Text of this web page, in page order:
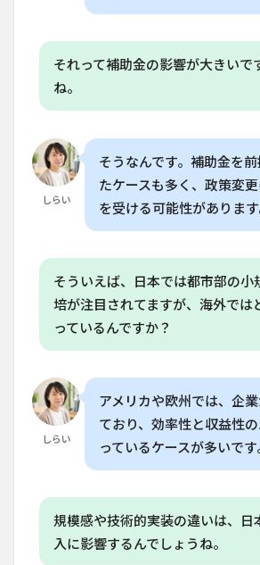
すめ
の方
くある質
問
（FAQ）
8.1
業塔
は家
庭菜
園で
導入
る
8.2
Q. DIY
で作
くら
いの
コス
トが
それって補助金の影響が大きいで
ね。
しらい
そうなんです。補助金を
たケースも多く、政策変
を受ける可能性があります
そういえば、日本では都市部の小
培が注目されてますが、海外では
っているんですか？
しらい
アメリカや欧州では、企
ており、効率性と収益性
っているケースが多いです
規模感や技術的実装の違いは、日
入に影響するんでしょうね。